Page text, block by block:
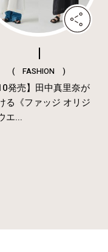
( FASHION )
発売】田中真里奈が
る《ファッジ オリジ
エ...